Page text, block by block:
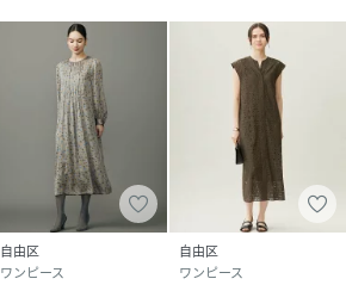
自由区
ワンピース
自由区
ワンピース